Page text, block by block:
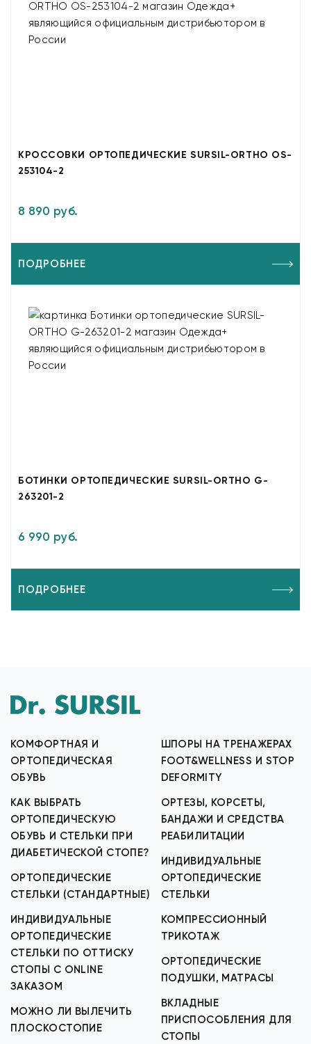
КРОССОВКИ ОРТОПЕДИЧЕСКИЕ SURSIL-ORTHO OS-
253104-2
8 890 руб.
ПОДРОБНЕЕ
БОТИНКИ ОРТОПЕДИЧЕСКИЕ SURSIL-ORTHO G-
263201-2
6 990 руб.
ПОДРОБНЕЕ
КОМФОРТНАЯ И
ОРТОПЕДИЧЕСКАЯ
ОБУВЬ
КАК ВЫБРАТЬ
ОРТОПЕДИЧЕСКУЮ
ОБУВЬ И СТЕЛЬКИ ПРИ
ДИАБЕТИЧЕСКОЙ СТОПЕ?
ОРТОПЕДИЧЕСКИЕ
СТЕЛЬКИ (СТАНДАРТНЫЕ)
ИНДИВИДУАЛЬНЫЕ
ОРТОПЕДИЧЕСКИЕ
СТЕЛЬКИ ПО ОТТИСКУ
СТОПЫ С ONLINE
ЗАКАЗОМ
МОЖНО ЛИ ВЫЛЕЧИТЬ
ПЛОСКОСТОПИЕ
ШПОРЫ НА ТРЕНАЖЕРАХ
FOOT&WELLNESS И STOP
DEFORMITY
ОРТЕЗЫ, КОРСЕТЫ,
БАНДАЖИ И СРЕДСТВА
РЕАБИЛИТАЦИИ
ИНДИВИДУАЛЬНЫЕ
ОРТОПЕДИЧЕСКИЕ
СТЕЛЬКИ
КОМПРЕССИОННЫЙ
ТРИКОТАЖ
ОРТОПЕДИЧЕСКИЕ
ПОДУШКИ, МАТРАСЫ
ВКЛАДНЫЕ
ПРИСПОСОБЛЕНИЯ ДЛЯ
СТОПЫ